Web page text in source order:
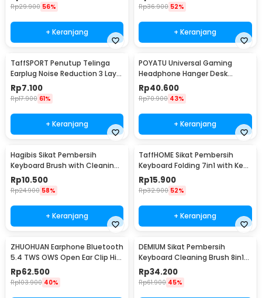
Rp29.900 56%
+ Keranjang
Rp36.900 52%
+ Keranjang
TaffSPORT Penutup Telinga
Earplug Noise Reduction 3 Layer
1 Pair - VO75
Rp7.100
Rp17.900 61%
+ Keranjang
POYATU Universal Gaming
Headphone Hanger Desk
Mount - GPYT-891
Rp40.600
Rp70.900 43%
+ Keranjang
Hagibis Sikat Pembersih
Keyboard Brush with Cleaning
Pen Key Puller - CB01
Rp10.500
Rp24.900 58%
+ Keranjang
TaffHOME Sikat Pembersih
Keyboard Folding 7in1 with Key
Puller - Q6E
Rp15.900
Rp32.900 52%
+ Keranjang
ZHUOHUAN Earphone Bluetooth
5.4 TWS OWS Open Ear Clip HiFi
Surround - JS352
Rp62.500
Rp103.900 40%
DEMIUM Sikat Pembersih
Keyboard Cleaning Brush 8in1
with Liquid - Q8
Rp34.200
Rp61.900 45%